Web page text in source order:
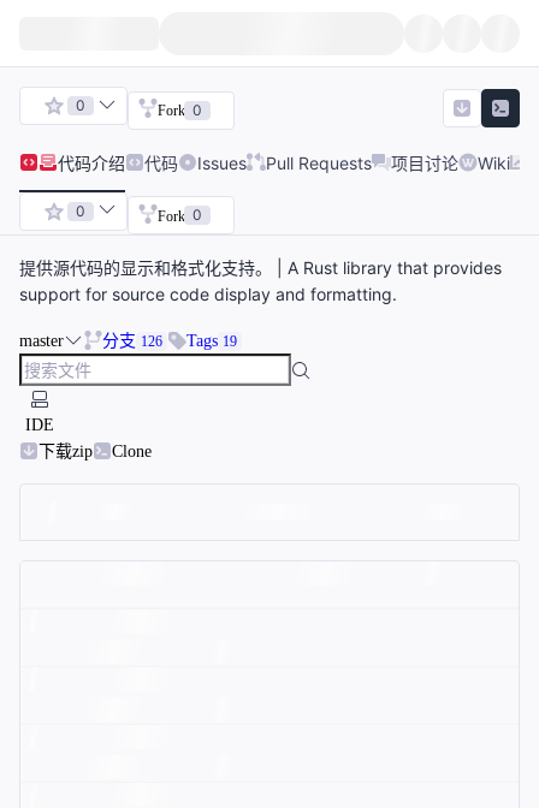
0 Fork 0
代码介绍 代码 Issues Pull Requests 项目讨论 Wiki
0 Fork 0
提供源代码的显示和格式化支持。 | A Rust library that provides
support for source code display and formatting.
master 分支 126 Tags 19
IDE
下载zip
Clone